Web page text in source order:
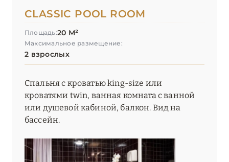
CLASSIC POOL ROOM
Площадь:20 М²
Максимальное размещение:
2 взрослых
Спальня с кроватью king-size или
кроватями twin, ванная комната с ванной
или душевой кабиной, балкон. Вид на
бассейн.